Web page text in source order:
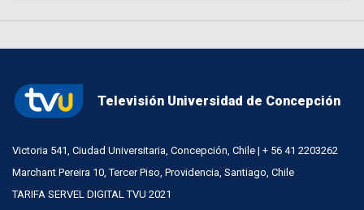
Televisión Universidad de Concepción
Victoria 541, Ciudad Universitaria, Concepción, Chile | + 56 41 2203262
Marchant Pereira 10, Tercer Piso, Providencia, Santiago, Chile
TARIFA SERVEL DIGITAL TVU 2021